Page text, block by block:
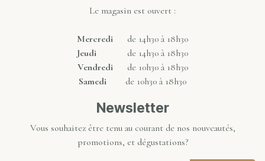
Le magasin est ouvert :
Mercredi de 14h30 à 18h30
Jeudi de 14h30 à 18h30
Vendredide 10h30 à 18h30
Samedi de 10h30 à 18h30
Newsletter
Vous souhaitez être tenu au courant de nos nouveautés,
promotions, et dégustations?